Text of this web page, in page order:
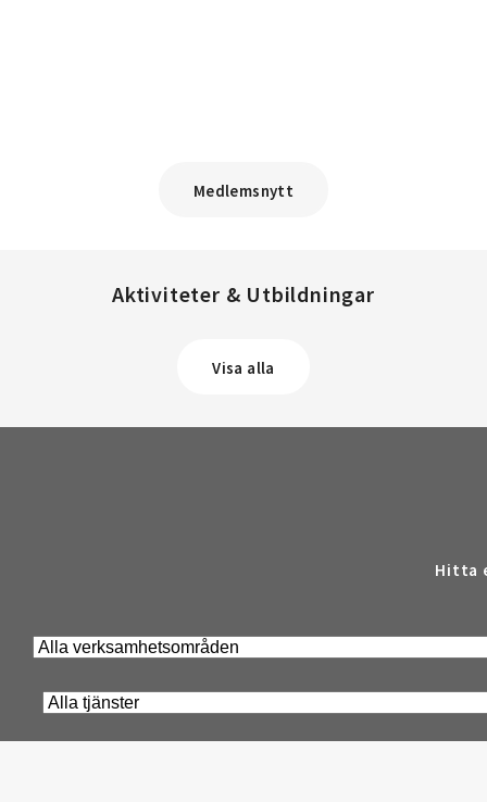
Medlemsnytt
Aktiviteter & Utbildningar
Visa alla
Hitta